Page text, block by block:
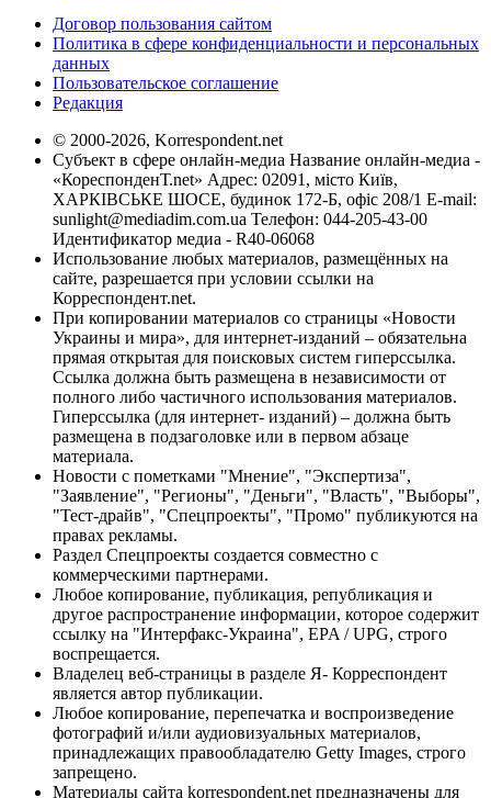
Договор пользования сайтом
Политика в сфере конфиденциальности и персональных
данных
Пользовательское соглашение
Редакция
© 2000-2026, Korrespondent.net
Субъект в сфере онлайн-медиа Название онлайн-медиа -
«КореспонденТ.net» Адрес: 02091, місто Київ,
ХАРКІВСЬКЕ ШОСЕ, будинок 172-Б, офіс 208/1 E-mail:
sunlight@mediadim.com.ua Телефон: 044-205-43-00
Идентификатор медиа - R40-06068
Использование любых материалов, размещённых на
сайте, разрешается при условии ссылки на
Корреспондент.net.
При копировании материалов со страницы «Новости
Украины и мира», для интернет-изданий – обязательна
прямая открытая для поисковых систем гиперссылка.
Ссылка должна быть размещена в независимости от
полного либо частичного использования материалов.
Гиперссылка (для интернет- изданий) – должна быть
размещена в подзаголовке или в первом абзаце
материала.
Новости с пометками "Мнение", "Экспертиза",
"Заявление", "Регионы", "Деньги", "Власть", "Выборы",
"Тест-драйв", "Спецпроекты", "Промо" публикуются на
правах рекламы.
Раздел Спецпроекты создается совместно с
коммерческими партнерами.
Любое копирование, публикация, републикация и
другое распространение информации, которое содержит
ссылку на "Интерфакс-Украина", EPA / UPG, строго
воспрещается.
Владелец веб-страницы в разделе Я- Корреспондент
является автор публикации.
Любое копирование, перепечатка и воспроизведение
фотографий и/или аудиовизуальных материалов,
принадлежащих правообладателю Getty Images, строго
запрещено.
Материалы сайта korrespondent.net предназначены для